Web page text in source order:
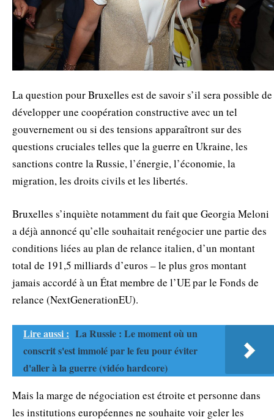
La question pour Bruxelles est de savoir s’il sera possible de
développer une coopération constructive avec un tel
gouvernement ou si des tensions apparaîtront sur des
questions cruciales telles que la guerre en Ukraine, les
sanctions contre la Russie, l’énergie, l’économie, la
migration, les droits civils et les libertés.
Bruxelles s’inquiète notamment du fait que Georgia Meloni
a déjà annoncé qu’elle souhaitait renégocier une partie des
conditions liées au plan de relance italien, d’un montant
total de 191,5 milliards d’euros – le plus gros montant
jamais accordé à un État membre de l’UE par le Fonds de
relance (NextGenerationEU).
Lire aussi : La Russie : Le moment où un
conscrit s'est immolé par le feu pour éviter
d'aller à la guerre (vidéo hardcore)
Mais la marge de négociation est étroite et personne dans
les institutions européennes ne souhaite voir geler les